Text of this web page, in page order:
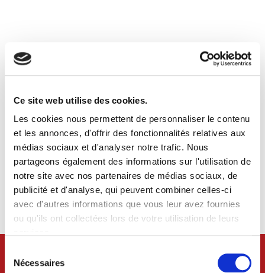
Ce site web utilise des cookies.
Les cookies nous permettent de personnaliser le contenu
et les annonces, d'offrir des fonctionnalités relatives aux
médias sociaux et d'analyser notre trafic. Nous
partageons également des informations sur l'utilisation de
notre site avec nos partenaires de médias sociaux, de
publicité et d'analyse, qui peuvent combiner celles-ci
avec d'autres informations que vous leur avez fournies
ou qu'ils ont collectées lors de votre utilisation de leurs
consentement
Nécessaires
Télécharger le guide d'utilisation
L’utilisation du logotype de Craon doit faire l’objet d’une
autorisation préalable du service communication de la ville
communication@ville-craon53.fr
autorisation préalable est nécessaire également dans le
cadre de la création d’un lien hypertexte à partir du logo.
L’utilisation du logo doit répondre obligatoirement aux
conditions techniques indiquées dans le guide
d'utilisation.